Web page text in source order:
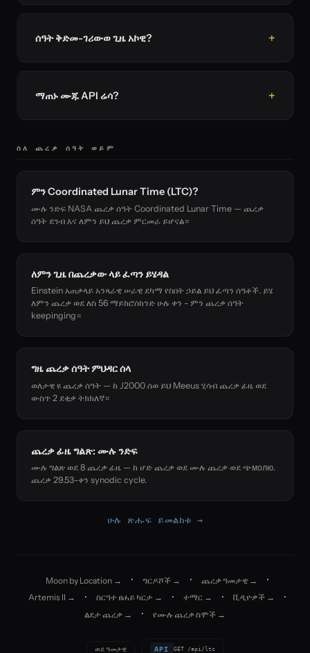
ሰዓት ቅድመ-ገሪውወ ጊዜ አኮዊ?
ማጠኑ ሙጁ API ሬሳ?
ስለ ጨረቃ ሰዓት ወይም
ምን Coordinated Lunar Time (LTC)?
ሙሉ ንድፍ NASA ጨረቃ ሰዓት Coordinated Lunar Time — ጨረቃ
ሰዓት ደንብ እና ለምን ይህ ጨረቃ ምርመራ ይሆናል።
ለምን ጊዜ በጨረቃው ላይ ፈጣን ይሄዳል
Einstein አጠቃላይ አንጻራዊ ሠራዊ ደካማ የስበት ኃይል ይህ ፈጣን ሰዓቶች. ይሄ
ለምን ጨረቃ ወደ ለስ 56 ማይክሮሰከንድ ሁሉ ቀን - ምን ጨረቃ ሰዓት
keepinging።
ግዜ ጨረቃ ሰዓት ምህዳር ሰላ
ወለታዊ ዩ ጨረቃ ሰዓት — ከ J2000 ሰወ ይህ Meeus ሂሳብ ጨረቃ ፊዜ ወደ
ውስጥ 2 ደቂቃ ትክክለኛ።
ጨረቃ ፊዜ ግልጽ: ሙሉ ንድፍ
ሙሉ ግልጽ ወደ 8 ጨረቃ ፊዜ — ከ ሆድ ጨረቃ ወደ ሙሉ ጨረቃ ወደ ጭмолю.
ጨረቃ 29.53-ቀን synodic cycle.
ሁሉ ጽሑፍ ይመልከቱ →
Moon by Location → · ግርዶሾች → · ጨረቃ ዓመታዊ → ·
Artemis II → · ስርዓተ ፀሐይ ካርታ → · ተማር → · ቪዲዮዎች → ·
ልደታ ጨረቃ → · የሙሉ ጨረቃ ስሞች →
ወደ ዓመታዊ API GET /api/ltc